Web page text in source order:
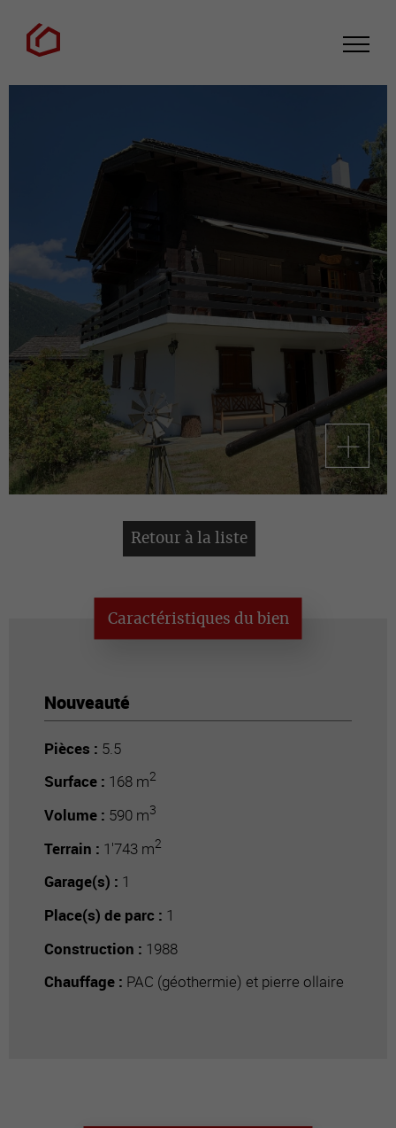
Retour à la liste
Caractéristiques du bien
Nouveauté
Pièces : 5.5
Surface : 168 m2
Volume : 590 m3
Terrain : 1'743 m2
Garage(s) : 1
Place(s) de parc : 1
Construction : 1988
Chauffage : PAC (géothermie) et pierre ollaire